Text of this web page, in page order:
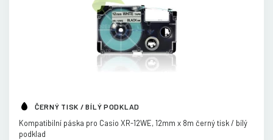
ČERNÝ TISK / BÍLÝ PODKLAD
Kompatibilní páska pro Casio XR-12WE, 12mm x 8m černý tisk / bílý
podklad